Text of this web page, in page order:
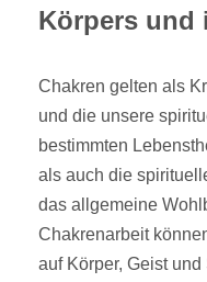
Körpers und
Chakren gelten als
und die unsere
bestimmten
als auch die
das allgemeine
Chakrenarbeit
auf Körper, Geist